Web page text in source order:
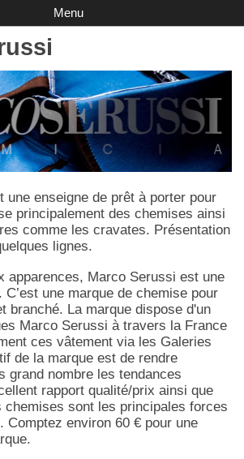
Menu
une enseigne de prêt à porter pour
principalement des chemises ainsi
comme les cravates. Présentation
lignes.
apparences, Marco Serussi est une
une marque de chemise pour
branché. La marque dispose d'un
Marco Serussi à travers la France
ces vâtement via les Galeries
de la marque est de rendre
grand nombre les tendances
rapport qualité/prix ainsi que
chemises sont les principales forces
Comptez environ 60 € pour une